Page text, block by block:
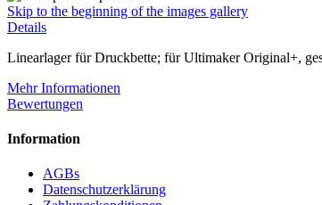
Skip to the beginning of the images gallery
Details
Linearlager für Druckbette; für Ultimaker Original+,
Mehr Informationen
Bewertungen
Information
AGBs
Datenschutzerklärung